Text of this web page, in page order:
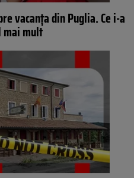
vacanța din Puglia. Ce i-a
mai mult